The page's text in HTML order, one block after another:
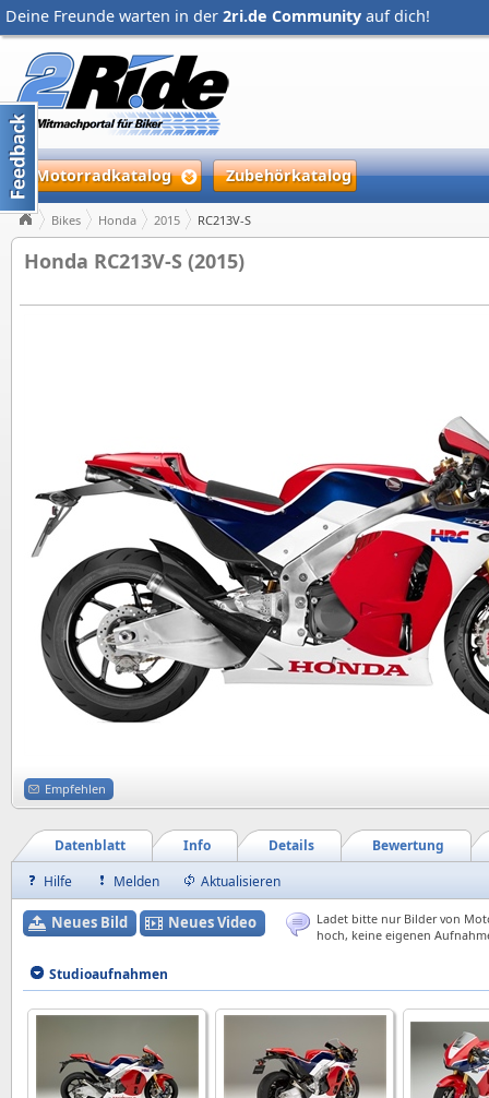
Deine Freunde warten in der 2ri.de Community auf dich!
Motorradkatalog Zubehörkatalog
Bikes Honda 2015 RC213V-S
Honda RC213V-S (2015)
Empfehlen
Bewertung
Details
Info
Datenblatt
Hilfe
Melden Aktualisieren
Neues Bild Neues Video
Ladet bitte nur Bilder von
hoch, keine eigenen
Studioaufnahmen